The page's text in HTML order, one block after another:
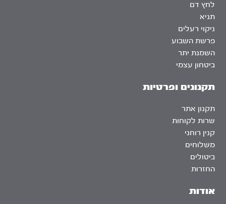
אודות
לחץ דם
תניא
ניקוי רעלים
פרשת השבוע
השמנת יתר
ביטחון עצמי
תקנונים ופרטיות
תקנון אתר
שרות לקוחות
קנין רוחני
משלוחים
ביטולים
החזרות